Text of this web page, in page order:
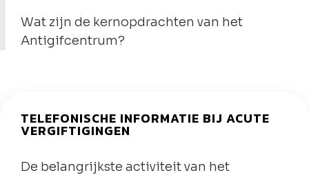
Wat zijn de kernopdrachten van het
Antigifcentrum?
TELEFONISCHE INFORMATIE BIJ ACUTE
VERGIFTIGINGEN
De belangrijkste activiteit van het